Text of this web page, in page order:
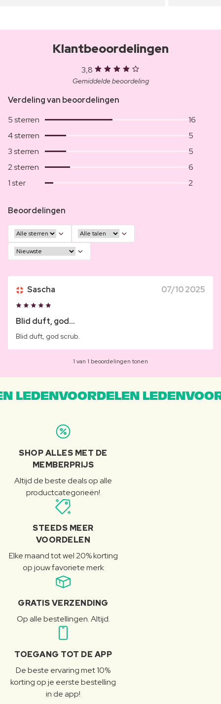
Klantbeoordelingen
3,8
Gemiddelde beoordeling
Verdeling van beoordelingen
5 sterren
16
4 sterren
5
3 sterren
5
2 sterren
6
1 ster
2
Beoordelingen
Sascha 07/10 2025
Blid duft, god...
Blid duft, god scrub.
1 van 1 beoordelingen tonen
LEDENVOORDELEN
SHOP ALLES MET DE
MEMBERPRIJS
Altijd de beste deals op alle
productcategorieën!
STEEDS MEER
VOORDELEN
Elke maand tot wel 20% korting
op jouw favoriete merk
GRATIS VERZENDING
Op alle bestellingen. Altijd.
TOEGANG TOT DE APP
De beste ervaring met 10%
korting op je eerste bestelling
in de app!